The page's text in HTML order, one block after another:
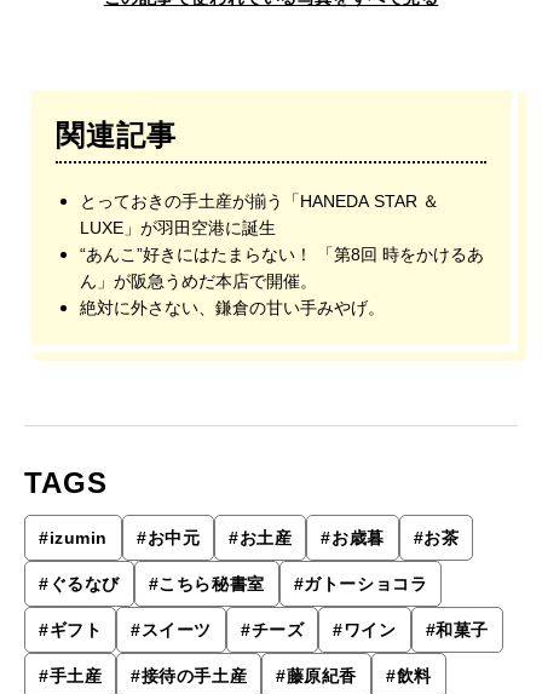
関連記事
とっておきの手土産が揃う「HANEDA STAR ＆
LUXE」が羽田空港に誕生
“あんこ”好きにはたまらない！ 「第8回 時をかけるあ
ん」が阪急うめだ本店で開催。
絶対に外さない、鎌倉の甘い手みやげ。
TAGS
#izumin #お中元 #お土産 #お歳暮 #お茶
# ぐるなび #こちら秘書室 #ガトーショコラ
#ギフト #スイーツ #チーズ #ワイン #和菓子
#手土産 #接待の手土産 #藤原紀香 #飲料